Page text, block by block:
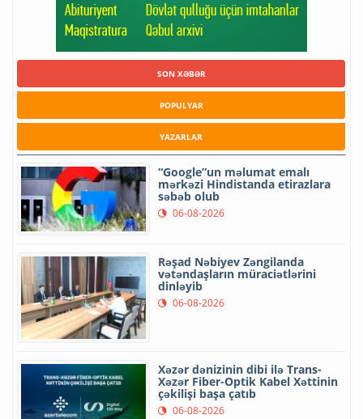
SON XƏBƏR
POPULYAR
YAZARLAR
“Google”un məlumat emalı
mərkəzi Hindistanda etirazlara
səbəb olub
06-08-2026
Rəşad Nəbiyev Zəngilanda
vətəndaşların müraciətlərini
dinləyib
06-08-2026
Xəzər dənizinin dibi ilə Trans-
Xəzər Fiber-Optik Kabel Xəttinin
çəkilişi başa çatıb
06-08-2026